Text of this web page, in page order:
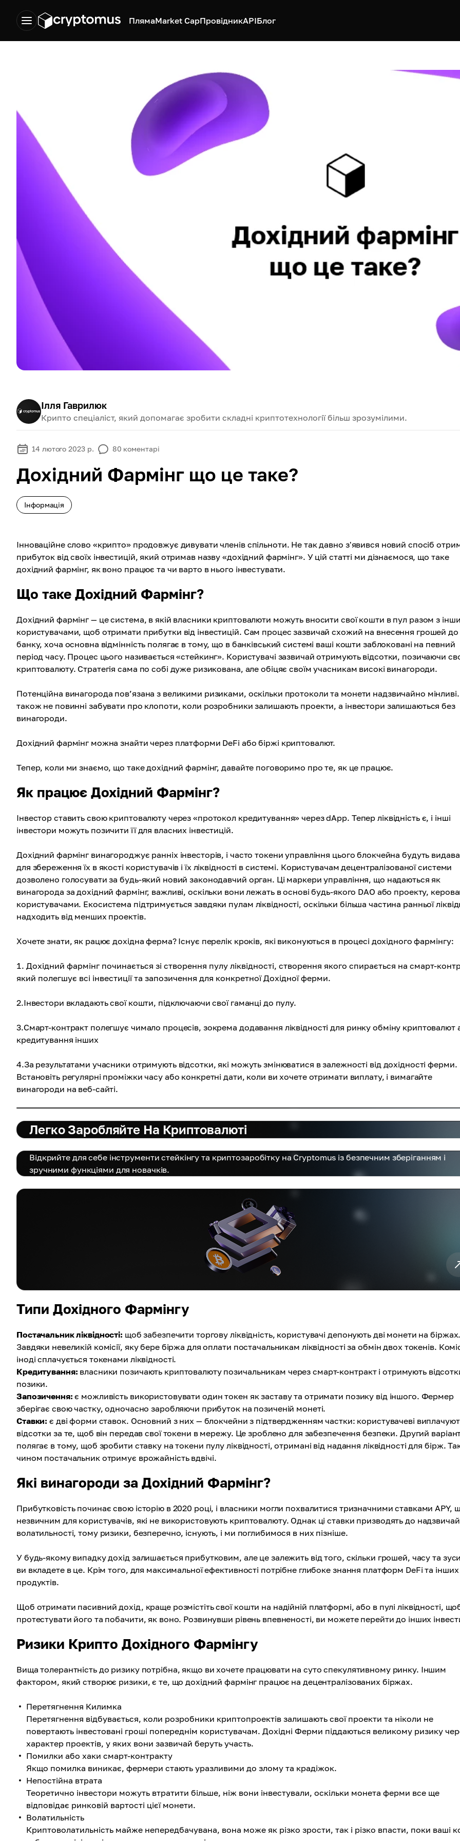
ПлямаMarket CapПровідникAPIБлог
Ілля Гаврилюк
Крипто спеціаліст, який допомагає зробити складні криптотехнології більш зрозумілими.
14 лютого 2023 р. 80 коментарі
Дохідний Фармінг що це таке?
Інформація
Інноваційне слово «крипто» продовжує дивувати членів спільноти. Не так давно з'явився новий спосіб
прибуток від своїх інвестицій, який отримав назву «дохідний фармінг». У цій статті ми дізнаємося, що таке
дохідний фармінг, як воно працює та чи варто в нього інвестувати.
Що таке Дохідний Фармінг?
Дохідний фармінг — це система, в якій власники криптовалюти можуть вносити свої кошти в пул разом з
користувачами, щоб отримати прибутки від інвестицій. Сам процес зазвичай схожий на внесення грошей до
банку, хоча основна відмінність полягає в тому, що в банківський системі ваші кошти заблоковані на певний
період часу. Процес цього називається «стейкинг». Користувачі зазвичай отримують відсотки, позичаючи
криптовалюту. Стратегія сама по собі дуже ризикована, але обіцяє своїм учасникам високі винагороди.
Потенційна винагорода пов’язана з великими ризиками, оскільки протоколи та монети надзвичайно
також не повинні забувати про клопоти, коли розробники залишають проекти, а інвестори залишаються без
винагороди.
Дохідний фармінг можна знайти через платформи DeFi або біржі криптовалют.
Тепер, коли ми знаємо, що таке дохідний фармінг, давайте поговоримо про те, як це працює.
Як працює Дохідний Фармінг?
Інвестор ставить свою криптовалюту через «протокол кредитування» через dApp. Тепер ліквідність є, і інші
інвестори можуть позичити її для власних інвестицій.
Дохідний фармінг винагороджує ранніх інвесторів, і часто токени управління цього блокчейна будуть
для збереження їх в якості користувачів і їх ліквідності в системі. Користувачам децентралізованої системи
дозволено голосувати за будь-який новий законодавчий орган. Ці маркери управління, що надаються як
винагорода за дохідний фармінг, важливі, оскільки вони лежать в основі будь-якого DAO або проекту,
користувачами. Екосистема підтримується завдяки пулам ліквідності, оскільки більша частина ранньої
надходить від менших проектів.
Хочете знати, як рацює дохідна ферма? Існує перелік кроків, які виконуються в процесі дохідного фармінгу:
Дохідний фармінг починається зі створення пулу ліквідності, створення якого спирається на смарт-
який полегшує всі інвестиції та запозичення для конкретної Дохідної ферми.
2.Інвестори вкладають свої кошти, підключаючи свої гаманці до пулу.
3.Смарт-контракт полегшує чимало процесів, зокрема додавання ліквідності для ринку обміну криптовалют
кредитування інших
4.За результатами учасники отримують відсотки, які можуть змінюватися в залежності від дохідності ферми.
Встановіть регулярні проміжки часу або конкретні дати, коли ви хочете отримати виплату, і вимагайте
винагороди на веб-сайті.
Легко Заробляйте На Криптовалюті
Відкрийте для себе інструменти стейкінгу та криптозаробітку на Cryptomus із безпечним зберіганням і
зручними функціями для новачків.
Типи Дохідного Фармінгу
Постачальник ліквідності: щоб забезпечити торгову ліквідність, користувачі депонують дві монети на біржах.
Завдяки невеликій комісії, яку бере біржа для оплати постачальникам ліквідності за обмін двох токенів.
іноді сплачується токенами ліквідності.
Кредитування: власники позичають криптовалюту позичальникам через смарт-контракт і отримують
позики.
Запозичення: є можливість використовувати один токен як заставу та отримати позику від іншого. Фермер
зберігає свою частку, одночасно заробляючи прибуток на позиченій монеті.
Ставки: є дві форми ставок. Основний з них — блокчейни з підтвердженням частки: користувачеві
відсотки за те, щоб він передав свої токени в мережу. Це зроблено для забезпечення безпеки. Другий
полягає в тому, щоб зробити ставку на токени пулу ліквідності, отримані від надання ліквідності для бірж.
чином постачальник отримує врожайність вдвічі.
Які винагороди за Дохідний Фармінг?
Прибутковість починає свою історію в 2020 році, і власники могли похвалитися тризначними ставками APY,
незвичним для користувачів, які не використовують криптовалюту. Однак ці ставки призводять до
волатильності, тому ризики, безперечно, існують, і ми поглибимося в них пізніше.
У будь-якому випадку дохід залишається прибутковим, але це залежить від того, скільки грошей, часу та
ви вкладете в це. Крім того, для максимальної ефективності потрібне глибоке знання платформ DeFi та інших
продуктів.
Щоб отримати пасивний дохід, краще розмістіть свої кошти на надійній платформі, або в пулі ліквідності,
протестувати його та побачити, як воно. Розвинувши рівень впевненості, ви можете перейти до інших
Ризики Крипто Дохідного Фармінгу
Вища толерантність до ризику потрібна, якщо ви хочете працювати на суто спекулятивному ринку. Іншим
фактором, який створює ризики, є те, що дохідний фармінг працює на децентралізованих біржах.
Перетягнення Килимка
Перетягнення відбувається, коли розробники криптопроектів залишають свої проекти та ніколи не
повертають інвестовані гроші попереднім користувачам. Дохідні Ферми піддаються великому ризику
характер проектів, у яких вони зазвичай беруть участь.
Помилки або хаки смарт-контракту
Якщо помилка виникає, фермери стають уразливими до злому та крадіжок.
Непостійна втрата
Теоретично інвестори можуть втратити більше, ніж вони інвестували, оскільки монета ферми все ще
відповідає ринковій вартості цієї монети.
Волатильність
Криптоволатильність майже непередбачувана, вона може як різко зрости, так і різко впасти, поки ваші